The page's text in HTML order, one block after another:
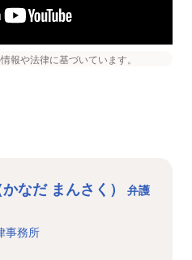
報や法律に基づいています。
なだ まんさく）
弁護
事務所